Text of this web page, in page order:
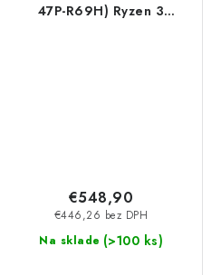
47P-R69H) Ryzen 3
Na sklade (>100 ks)
€446,26 bez DPH
€548,90